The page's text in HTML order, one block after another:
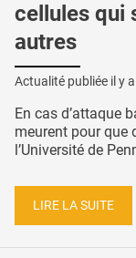
cellules qui
autres
Actualité publiée il y a
En cas d’attaque
meurent pour que
l’Université de
LIRE LA SUITE